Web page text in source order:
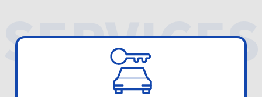
SERVICES